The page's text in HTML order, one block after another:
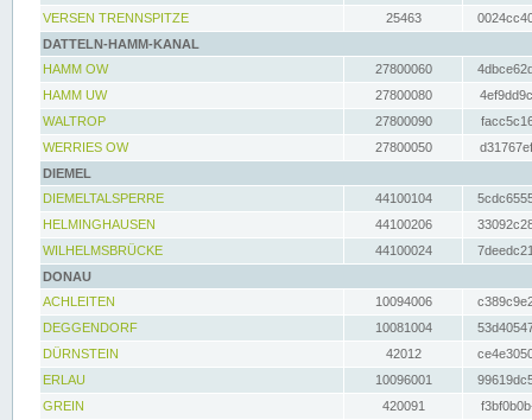
VERSEN TRENNSPITZE
25463
DATTELN-HAMM-KANAL
HAMM OW
27800060
HAMM UW
27800080
WALTROP
27800090
WERRIES OW
27800050
DIEMEL
DIEMELTALSPERRE
44100104
HELMINGHAUSEN
44100206
WILHELMSBRÜCKE
44100024
DONAU
ACHLEITEN
10094006
DEGGENDORF
10081004
DÜRNSTEIN
42012
ERLAU
10096001
GREIN
420091